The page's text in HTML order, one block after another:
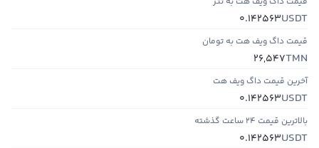
USDT
0.142563
قیمت داگ ویف هت به تومان
TMN
26,547
آخرین قیمت داگ ویف هت
USDT
0.142563
بالاترین قیمت ۲۴ ساعت گذشته
USDT
0.142563